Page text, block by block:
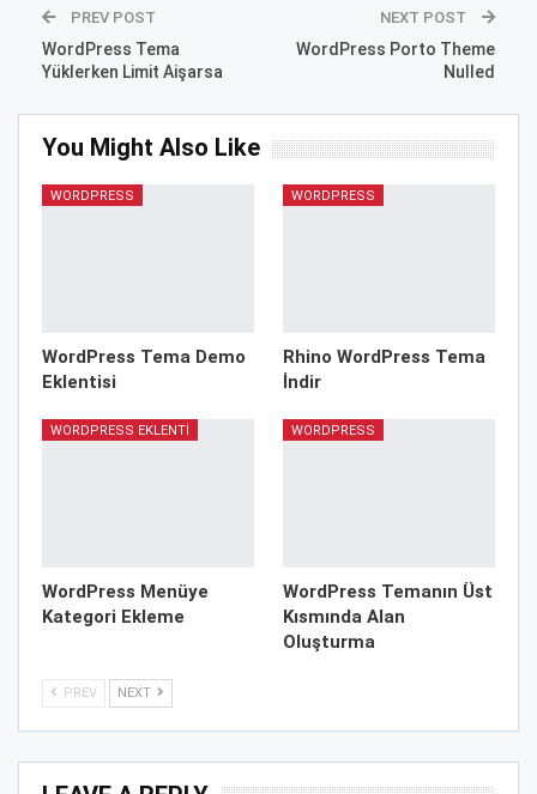
PREV POST
WordPress Tema
Yüklerken Limit Aişarsa
NEXT POST
WordPress Porto Theme
Nulled
You Might Also Like
WORDPRESS
WordPress Tema Demo
Eklentisi
WORDPRESS
Rhino WordPress Tema
İndir
WORDPRESS EKLENTI
WordPress Menüye
Kategori Ekleme
WORDPRESS
WordPress Temanın Üst
Kısmında Alan
Oluşturma
PREV NEXT